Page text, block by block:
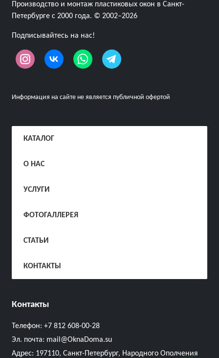
Производство и монтаж пластиковых окон в Санкт-
Петербурге с 2000 года. © 2002–2026
Подписывайтесь на нас!
Информация на сайте не является публичной офертой
КАТАЛОГ
О НАС
УСЛУГИ
ФОТОГАЛЛЕРЕЯ
СТАТЬИ
КОНТАКТЫ
Контакты
Телефон: +7 812 608-00-28
Эл. почта: mail@OknaDoma.su
Адрес: 197110, Санкт-Петербург, Народного Ополчения